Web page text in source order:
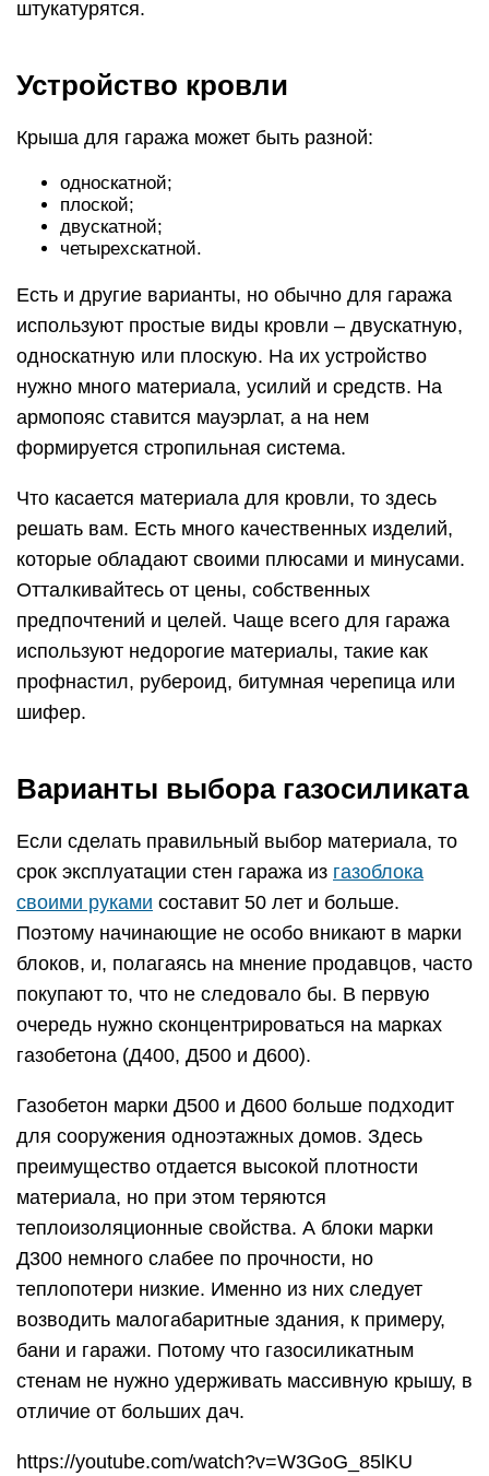
штукатурятся.
Устройство кровли
Крыша для гаража может быть разной:
односкатной;
плоской;
двускатной;
четырехскатной.
Есть и другие варианты, но обычно для гаража
используют простые виды кровли – двускатную,
односкатную или плоскую. На их устройство
нужно много материала, усилий и средств. На
армопояс ставится мауэрлат, а на нем
формируется стропильная система.
Что касается материала для кровли, то здесь
решать вам. Есть много качественных изделий,
которые обладают своими плюсами и минусами.
Отталкивайтесь от цены, собственных
предпочтений и целей. Чаще всего для гаража
используют недорогие материалы, такие как
профнастил, рубероид, битумная черепица или
шифер.
Варианты выбора газосиликата
Если сделать правильный выбор материала, то
срок эксплуатации стен гаража из газоблока
своими руками составит 50 лет и больше.
Поэтому начинающие не особо вникают в марки
блоков, и, полагаясь на мнение продавцов, часто
покупают то, что не следовало бы. В первую
очередь нужно сконцентрироваться на марках
газобетона (Д400, Д500 и Д600).
Газобетон марки Д500 и Д600 больше подходит
для сооружения одноэтажных домов. Здесь
преимущество отдается высокой плотности
материала, но при этом теряются
теплоизоляционные свойства. А блоки марки
Д300 немного слабее по прочности, но
теплопотери низкие. Именно из них следует
возводить малогабаритные здания, к примеру,
бани и гаражи. Потому что газосиликатным
стенам не нужно удерживать массивную крышу, в
отличие от больших дач.
https://youtube.com/watch?v=W3GoG_85lKU